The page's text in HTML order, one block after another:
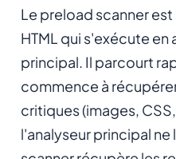
Le preload scanner
HTML qui s'exécute en
principal. Il parcourt
commence à
critiques (images,
l'analyseur principal